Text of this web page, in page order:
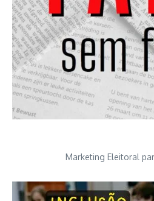
Marketing Eleitoral